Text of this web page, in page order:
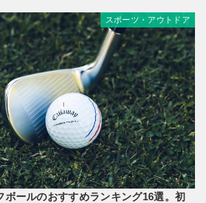
スポーツ・アウトドア
ボールのおすすめランキング16選。初